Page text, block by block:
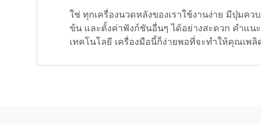
ใช่ ทุกเครื่องนวดหลังของเราใช้งานง่าย มีปุ่มค
ข้น และตั้งค่าฟังก์ชันอื่นๆ ได้อย่างสะดวก คำแน
เทคโนโลยี เครื่องมือนี้ก็ง่ายพอที่จะทำให้คุณเพ